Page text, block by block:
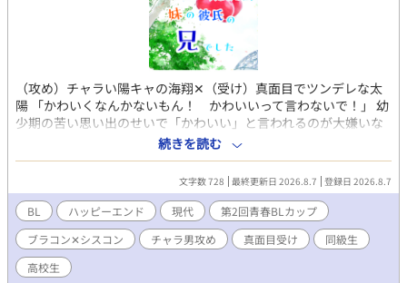
（攻め）チャラい陽キャの海翔✕（受け）真面目でツンデレな太
陽 「かわいくなんかないもん！ かわいいって言わないで！」 幼
少期の苦い思い出のせいで「かわいい」と言われるのが大嫌いな
太陽は、小一の妹を溺愛する高２。 それなのに同じクラスの海翔
がウザ絡みしてかわいいを連発してくるのが悩みの種。 「ひな
の、彼氏だよ、お兄ちゃん。ひなねぇ、蒼くんとちょーらぶらぶ
なんだぁ」 そんなある日大事な妹に彼氏ができたと聞き、しかも
それが海翔の弟で！？ 小一でお付き合いなんて絶対反対！である
太陽に対し、 同じく弟ラブな海翔が「協定を結ばないか」と提案
してきて―― 弟妹ラブな過保護お兄ちゃんたちのアオハルＢＬ！
続きを読む
文字数 728 最終更新日 2026.8.7 登録日 2026.8.7
BL ハッピーエンド 現代
第2回青春BLカップ
ブラコン✕シスコン
チャラ男攻め 真面目受け
同級生
高校生